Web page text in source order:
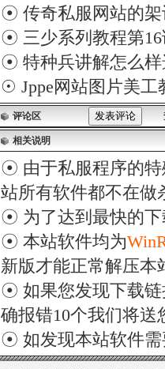
☉ 传奇私服网站的
☉ 三少系列教程第
☉ 特种兵讲解怎么
☉ Jppe网站图片美
评论区
相关说明
☉ 由于私服程序的特
站所有软件都不在做
☉ 为了达到最快的
☉ 本站软件均为
新版才能正常解压本
☉ 如果您发现下载链
确报错10个我们将送
☉ 如发现本站软件